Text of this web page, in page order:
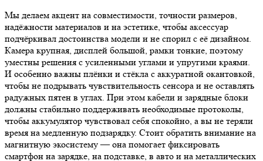
Мы делаем акцент на совместимости, точности размеров,
надёжности материалов и на эстетике, чтобы аксессуар
подчёркивал достоинства модели и не спорил с её дизайном.
Камера крупная, дисплей большой, рамки тонкие, поэтому
уместны решения с усиленными углами и упругими краями.
И особенно важны плёнки и стёкла с аккуратной окантовкой,
чтобы не подрывать чувствительность сенсора и не оставлять
радужных пятен в углах. При этом кабели и зарядные блоки
должны стабильно поддерживать необходимые протоколы,
чтобы аккумулятор чувствовал себя спокойно, а вы не теряли
время на медленную подзарядку. Стоит обратить внимание на
магнитную экосистему — она помогает фиксировать
смартфон на зарядке, на подставке, в авто и на металлических